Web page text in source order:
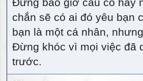
chắn sẽ có ai đó yêu bạn
bạn là một cá nhân,
Đừng khóc vì mọi việc đã
trước.